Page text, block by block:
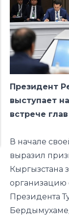
Президент
выступает
встрече
В начале
выразил
Кыргызстана
организацию
Президента